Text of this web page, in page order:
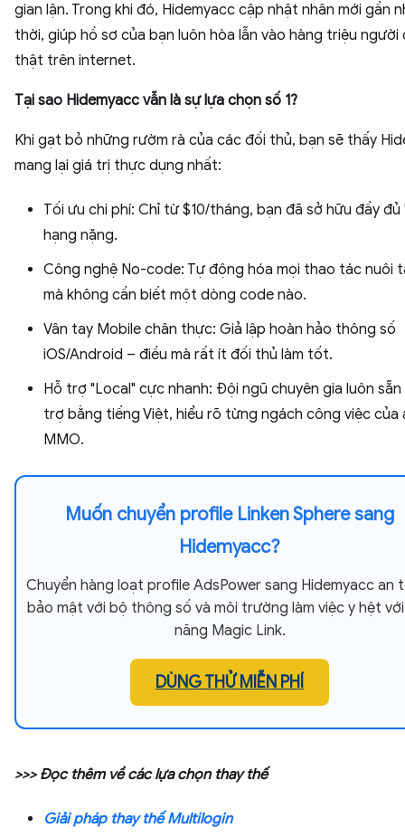
gian lận. Trong khi đó, Hidemyacc cập nhật nhân mới gần
thời, giúp hồ sơ của bạn luôn hòa lẫn vào hàng triệu người
thật trên internet.
Tại sao Hidemyacc vẫn là sự lựa chọn số 1?
Khi gạt bỏ những rườm rà của các đối thủ, bạn sẽ thấy
mang lại giá trị thực dụng nhất:
Tối ưu chi phí: Chỉ từ $10/tháng, bạn đã sở hữu đầy đủ
hạng nặng.
Công nghệ No-code: Tự động hóa mọi thao tác nuôi
mà không cần biết một dòng code nào.
Vân tay Mobile chân thực: Giả lập hoàn hảo thông số
iOS/Android – điều mà rất ít đối thủ làm tốt.
Hỗ trợ "Local" cực nhanh: Đội ngũ chuyên gia luôn
trợ bằng tiếng Việt, hiểu rõ từng ngách công việc của
MMO.
Muốn chuyển profile Linken Sphere sang
Hidemyacc?
Chuyển hàng loạt profile AdsPower sang Hidemyacc an
bảo mật với bộ thông số và môi trường làm việc y hệt
năng Magic Link.
DÙNG THỬ MIỄN PHÍ
>>> Đọc thêm về các lựa chọn thay thế
Giải pháp thay thế Multilogin